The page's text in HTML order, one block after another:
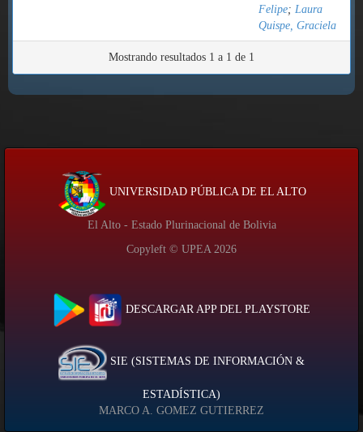
Felipe; Laura
Quispe, Graciela
Mostrando resultados 1 a 1 de 1
UNIVERSIDAD PÚBLICA DE EL ALTO
El Alto - Estado Plurinacional de Bolivia
Copyleft © UPEA 2026
DESCARGAR APP DEL PLAYSTORE
SIE (SISTEMAS DE INFORMACIÓN &
ESTADÍSTICA)
MARCO A. GOMEZ GUTIERREZ